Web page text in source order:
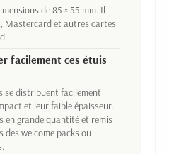
de 85 × 55 mm. Il
Mastercard et autres cartes
facilement ces étuis
se distribuent facilement
et leur faible épaisseur.
en grande quantité et remis
des welcome packs ou